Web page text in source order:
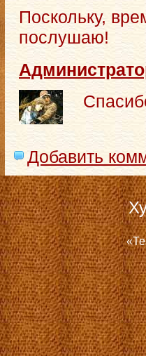
Поскольку,
послушаю!
Добавить